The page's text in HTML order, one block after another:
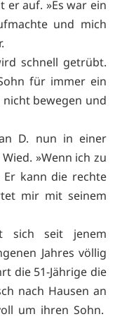
er auf. »Es war ein
und mich
schnell getrübt.
für immer ein
bewegen und
D. nun in einer
»Wenn ich zu
kann die rechte
mir mit seinem
sich seit jenem
Jahres völlig
die 51-Jährige die
nach Hausen an
um ihren Sohn.